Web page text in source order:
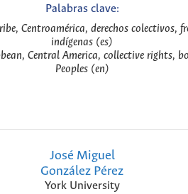
Palabras clave:
Centroamérica, derechos colectivos,
indígenas (es)
Central America, collective rights,
Peoples (en)
José Miguel
González Pérez
York University